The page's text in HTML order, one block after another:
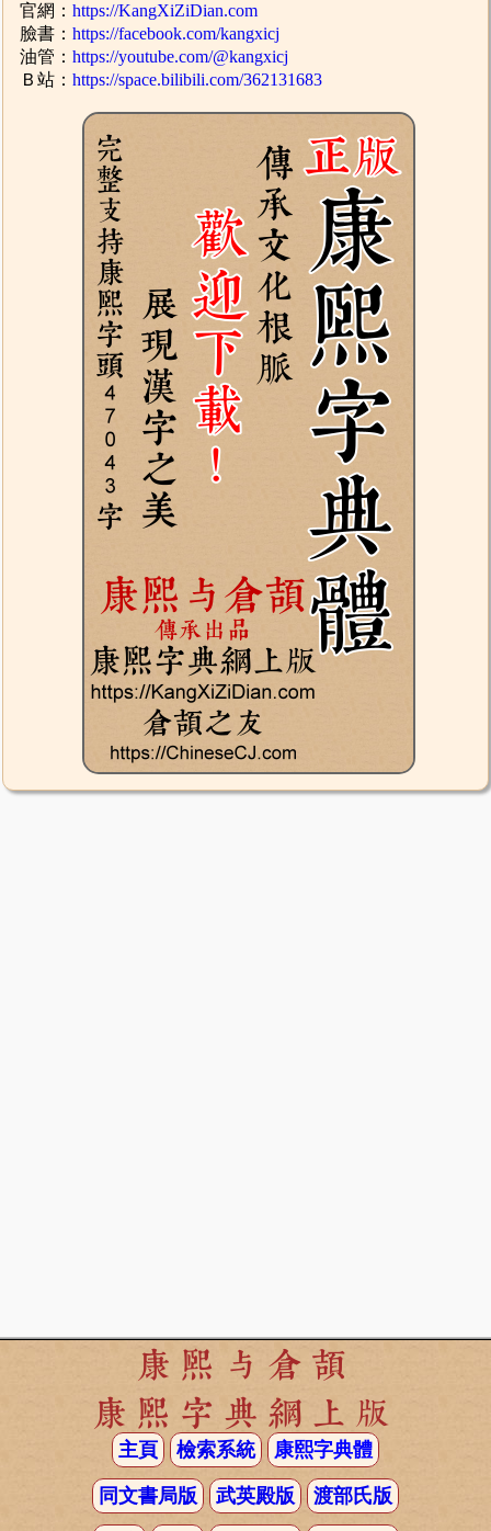
官網：https://KangXiZiDian.com
臉書：https://facebook.com/kangxicj
油管：https://youtube.com/@kangxicj
Ｂ站：https://space.bilibili.com/362131683
康熙与倉頡
康熙字典網上版
主頁 檢索系統 康熙字典體
同文書局版 武英殿版 渡部氏版